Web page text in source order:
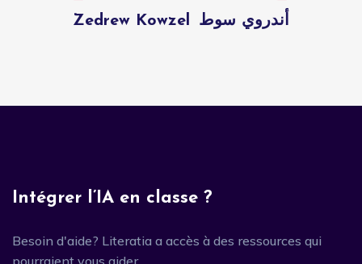
Zedrew Kowzel أندروي سوط
Intégrer l’IA en classe ?
Besoin d'aide? Literatia a accès à des ressources qui
pourraient vous aider.